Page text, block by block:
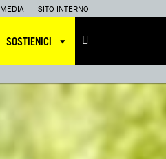
MEDIA SITO INTERNO
SOSTIENICI